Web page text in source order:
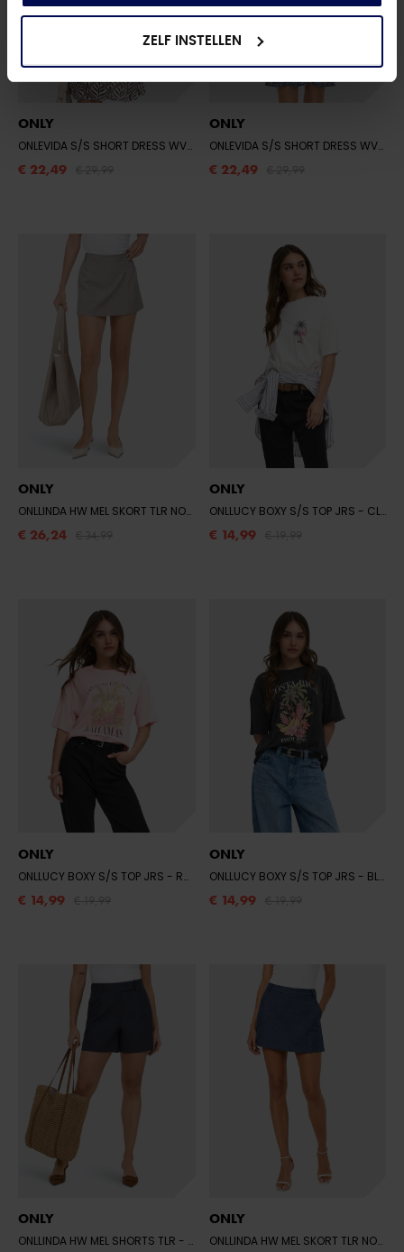
ZELF INSTELLEN
ONLY
ONLEVIDA S/S SHORT DRESS WVN NOOS - FUDGE/KELLY LEAF
€ 22,49
ONLY
ONLEVIDA S/S SHORT DRESS WVN NOOS
€ 22,49
ONLY
ONLLINDA HW MEL SKORT TLR NOOS - FUNGI/MELANGE
€ 26,24
ONLY
ONLLUCY BOXY S/S TOP JRS - CLOUD DANCER/POMEGRANATE
€ 14,99
ONLY
ONLLUCY BOXY S/S TOP JRS - ROSY TOUCH/BAHAMAS
€ 14,99
ONLY
ONLLUCY BOXY S/S TOP JRS - BLACK/LEO AOP
€ 14,99
ONLY
ONLLINDA HW MEL SHORTS TLR - NIGHT SKY/ETERNAL
ONLY
ONLLINDA HW MEL SKORT TLR NOOS